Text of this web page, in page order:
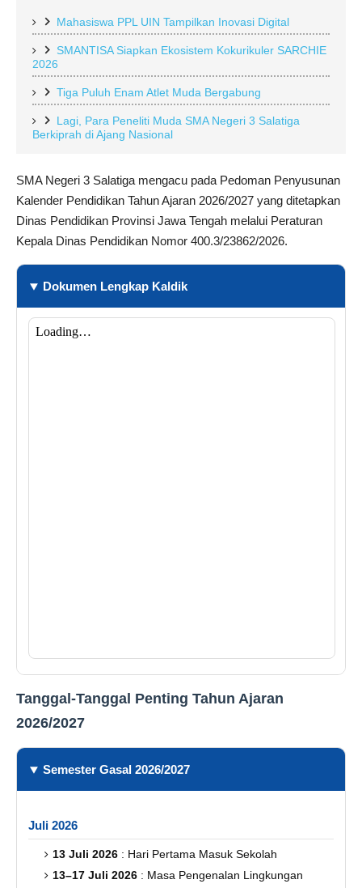
Mahasiswa PPL UIN Tampilkan Inovasi Digital
SMANTISA Siapkan Ekosistem Kokurikuler SARCHIE
2026
Tiga Puluh Enam Atlet Muda Bergabung
Lagi, Para Peneliti Muda SMA Negeri 3 Salatiga
Berkiprah di Ajang Nasional
SMA Negeri 3 Salatiga mengacu pada Pedoman Penyusunan
Kalender Pendidikan Tahun Ajaran 2026/2027 yang ditetapkan
Dinas Pendidikan Provinsi Jawa Tengah melalui Peraturan
Kepala Dinas Pendidikan Nomor 400.3/23862/2026.
Dokumen Lengkap Kaldik
Tanggal-Tanggal Penting Tahun Ajaran
2026/2027
Semester Gasal 2026/2027
Juli 2026
13 Juli 2026 : Hari Pertama Masuk Sekolah
13–17 Juli 2026 : Masa Pengenalan Lingkungan